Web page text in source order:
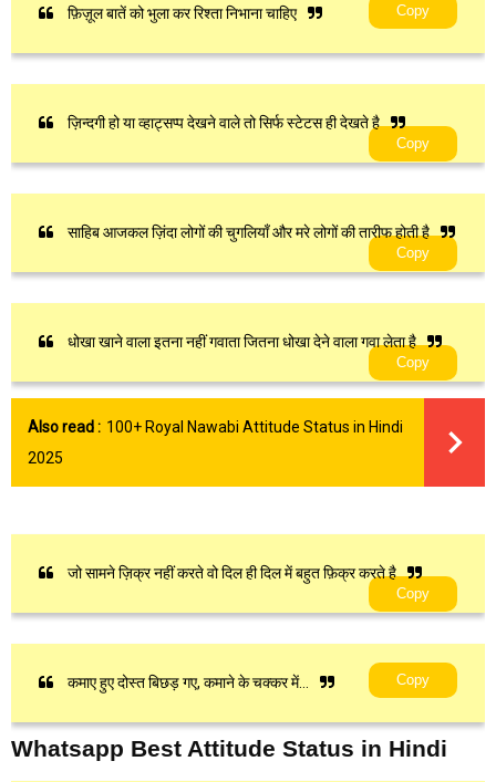
फ़िज़ूल बातें को भुला कर रिश्ता निभाना चाहिए Copy
ज़िन्दगी हो या व्हाट्सप्प देखने वाले तो सिर्फ स्टेटस ही देखते है
Copy
साहिब आजकल ज़िंदा लोगों की चुगलियाँ और मरे लोगों की तारीफ होती है
Copy
धोखा खाने वाला इतना नहीं गवाता जितना धोखा देने वाला गवा लेता है
Copy
Also read : 100+ Royal Nawabi Attitude Status in Hindi
2025
जो सामने ज़िक्र नहीं करते वो दिल ही दिल में बहुत फ़िक्र करते है
Copy
कमाए हुए दोस्त बिछड़ गए, कमाने के चक्कर में… Copy
Whatsapp Best Attitude Status in Hindi